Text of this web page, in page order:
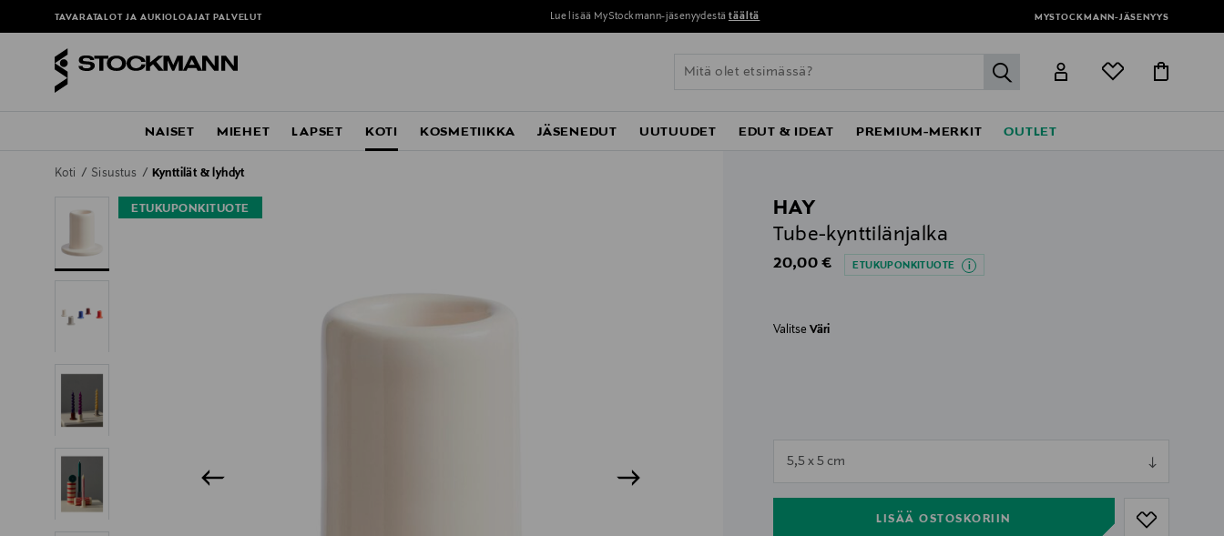
TAVARATALOT JA AUKIOLOAJAT PALVELUT Lue lisää MyStockmann-jäsenyydestä täältä MYSTOCKMANN-JÄSENYYS
label.header.go
NAISET MIEHET LAPSET KOTI KOSMETIIKKA JÄSENEDUT UUTUUDET EDUT & IDEAT PREMIUM-MERKIT OUTLET
Koti Sisustus Kynttilät & lyhdyt
ETUKUPONKITUOTE
HAY
Tube-kynttilänjalka
Original Price
20,00 € ETUKUPONKITUOTE
ValitseVäri
5,5 x 5 cm
LISÄÄ OSTOSKORIIN
null